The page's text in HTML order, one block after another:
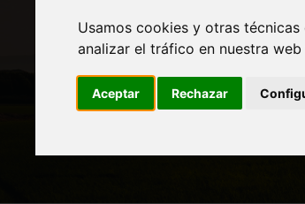
Usamos cookies y otras
analizar el tráfico en nuestra
Aceptar Rechazar